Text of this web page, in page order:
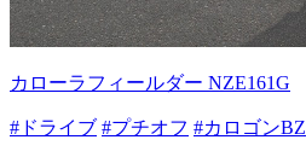
カローラフィールダー NZE161G
#ドライブ #プチオフ #カロゴンBZ